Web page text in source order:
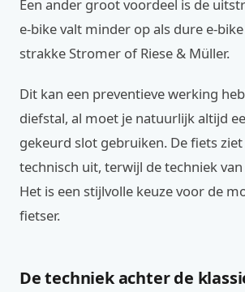
Een ander groot voordeel is de
e-bike valt minder op als dure e-
strakke Stromer of Riese & Müller.
Dit kan een preventieve werking
diefstal, al moet je natuurlijk altijd
gekeurd slot gebruiken. De fiets
technisch uit, terwijl de techniek
Het is een stijlvolle keuze voor de
fietser.
De techniek achter de